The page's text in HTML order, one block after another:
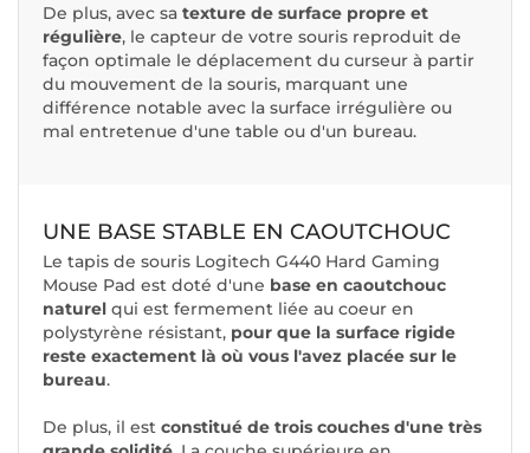
De plus, avec sa texture de surface propre et
régulière, le capteur de votre souris reproduit de
façon optimale le déplacement du curseur à partir
du mouvement de la souris, marquant une
différence notable avec la surface irrégulière ou
mal entretenue d'une table ou d'un bureau.
UNE BASE STABLE EN CAOUTCHOUC
Le tapis de souris Logitech G440 Hard Gaming
Mouse Pad est doté d'une base en caoutchouc
naturel qui est fermement liée au coeur en
polystyrène résistant, pour que la surface rigide
reste exactement là où vous l'avez placée sur le
bureau.
De plus, il est constitué de trois couches d'une très